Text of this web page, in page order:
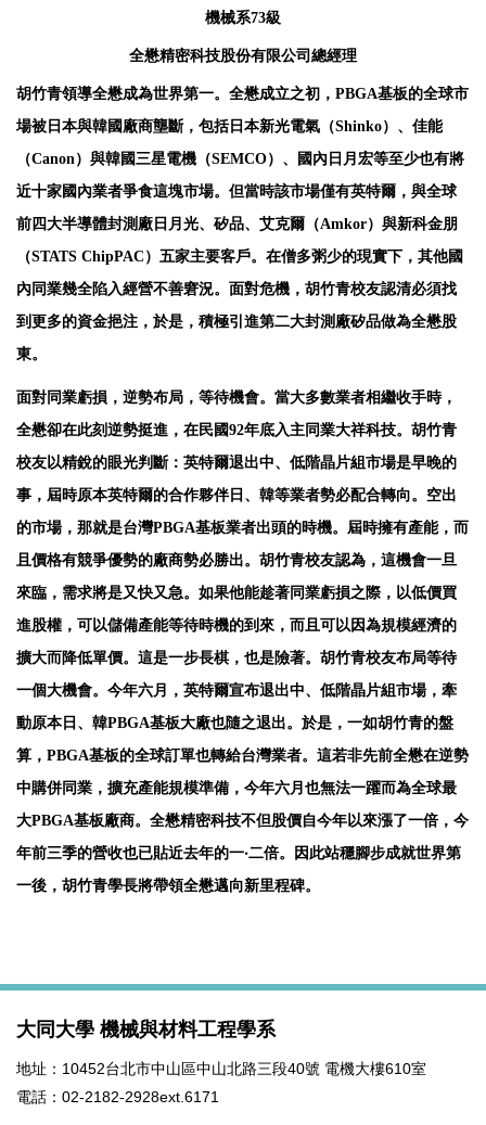
機械系73級
全懋精密科技股份有限公司總經理
胡竹青領導全懋成為世界第一。全懋成立之初，PBGA基板的全球市
場被日本與韓國廠商壟斷，包括日本新光電氣（Shinko）、佳能
（Canon）與韓國三星電機（SEMCO）、國內日月宏等至少也有將
近十家國內業者爭食這塊市場。但當時該市場僅有英特爾，與全球
前四大半導體封測廠日月光、矽品、艾克爾（Amkor）與新科金朋
（STATS ChipPAC）五家主要客戶。在僧多粥少的現實下，其他國
內同業幾全陷入經營不善窘況。面對危機，胡竹青校友認清必須找
到更多的資金挹注，於是，積極引進第二大封測廠矽品做為全懋股
東。
面對同業虧損，逆勢布局，等待機會。當大多數業者相繼收手時，
全懋卻在此刻逆勢挺進，在民國92年底入主同業大祥科技。胡竹青
校友以精銳的眼光判斷：英特爾退出中、低階晶片組市場是早晚的
事，屆時原本英特爾的合作夥伴日、韓等業者勢必配合轉向。空出
的市場，那就是台灣PBGA基板業者出頭的時機。屆時擁有產能，而
且價格有競爭優勢的廠商勢必勝出。胡竹青校友認為，這機會一旦
來臨，需求將是又快又急。如果他能趁著同業虧損之際，以低價買
進股權，可以儲備產能等待時機的到來，而且可以因為規模經濟的
擴大而降低單價。這是一步長棋，也是險著。胡竹青校友布局等待
一個大機會。今年六月，英特爾宣布退出中、低階晶片組市場，牽
動原本日、韓PBGA基板大廠也隨之退出。於是，一如胡竹青的盤
算，PBGA基板的全球訂單也轉給台灣業者。這若非先前全懋在逆勢
中購併同業，擴充產能規模準備，今年六月也無法一躍而為全球最
大PBGA基板廠商。全懋精密科技不但股價自今年以來漲了一倍，今
年前三季的營收也已貼近去年的一‧二倍。因此站穩腳步成就世界第
一後，胡竹青學長將帶領全懋邁向新里程碑。
大同大學 機械與材料工程學系
地址：10452台北市中山區中山北路三段40號 電機大樓610室
電話：02-2182-2928ext.6171